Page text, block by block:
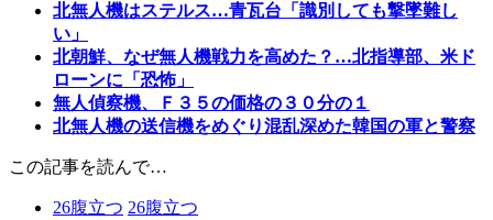
北無人機はステルス…青瓦台「識別しても撃墜難し
い」
北朝鮮、なぜ無人機戦力を高めた？…北指導部、米ド
ローンに「恐怖」
無人偵察機、Ｆ３５の価格の３０分の１
北無人機の送信機をめぐり混乱深めた韓国の軍と警察
この記事を読んで…
26腹立つ 26腹立つ